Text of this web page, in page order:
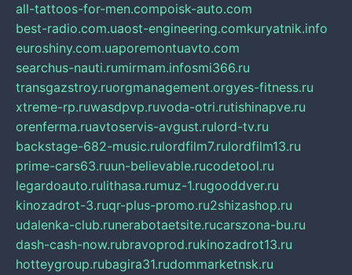
all-tattoos-for-men.compoisk-auto.com
best-radio.com.uaost-engineering.comkuryatnik.info
euroshiny.com.uaporemontuavto.com
searchus-nauti.rumirmam.infosmi366.ru
transgazstroy.ruorgmanagement.orgyes-fitness.ru
xtreme-rp.ruwasdpvp.ruvoda-otri.rutishinapve.ru
orenferma.ruavtoservis-avgust.rulord-tv.ru
backstage-682-music.rulordfilm7.rulordfilm13.ru
prime-cars63.ruun-believable.rucodetool.ru
legardoauto.rulithasa.rumuz-1.rugooddver.ru
kinozadrot-3.ruqr-plus-promo.ru2shizashop.ru
udalenka-club.runerabotaetsite.rucarszona-bu.ru
dash-cash-now.rubravoprod.rukinozadrot13.ru
hotteygroup.rubagira31.rudommarketnsk.ru